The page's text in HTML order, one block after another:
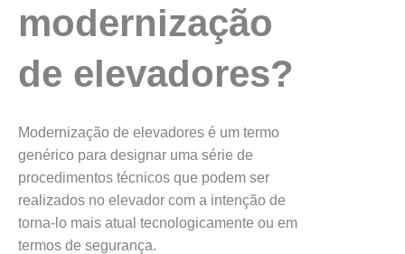
modernização
de elevadores?
Modernização de elevadores é um termo
genérico para designar uma série de
procedimentos técnicos que podem ser
realizados no elevador com a intenção de
torna-lo mais atual tecnologicamente ou em
termos de segurança.